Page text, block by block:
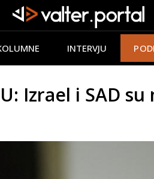
INTERVJU
Izrael i SAD